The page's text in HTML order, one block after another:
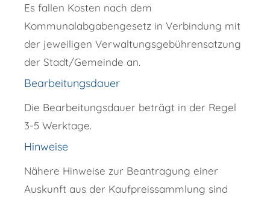
Es fallen Kosten nach dem
Kommunalabgabengesetz in Verbindung mit
der jeweiligen Verwaltungsgebührensatzung
der Stadt/Gemeinde an.
Bearbeitungsdauer
Die Bearbeitungsdauer beträgt in der Regel
3-5 Werktage.
Hinweise
Nähere Hinweise zur Beantragung einer
Auskunft aus der Kaufpreissammlung sind